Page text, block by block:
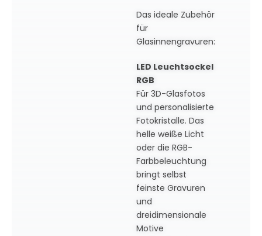
Das ideale Zubehör
für
Glasinnengravuren:
LED Leuchtsockel
RGB
Für 3D-Glasfotos
und personalisierte
Fotokristalle. Das
helle weiße Licht
oder die RGB-
Farbbeleuchtung
bringt selbst
feinste Gravuren
und
dreidimensionale
Motive